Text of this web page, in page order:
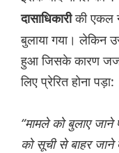
दासाधिकारीकी एकल
बुलाया गया। लेकिन
हुआ जिसके कारण जज
लिए प्रेरित होना पड़ा:
“मामले को बुलाए जाने
को सूची से बाहर जाने